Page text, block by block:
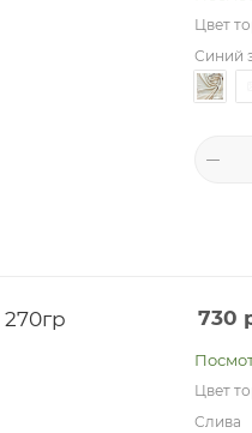
Цвет
Синий
730
Цвет
Слива